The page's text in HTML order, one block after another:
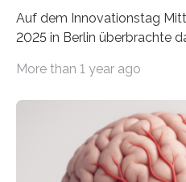
Auf dem Innovationstag
2025 in Berlin überbrachte
Überplanmäßige
Woche vom
anderem zur Unterstützung
Gemeinschaftsforschung
More than 1 year ago